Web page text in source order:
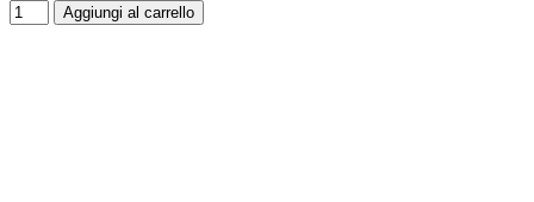
Aggiungi al carrello